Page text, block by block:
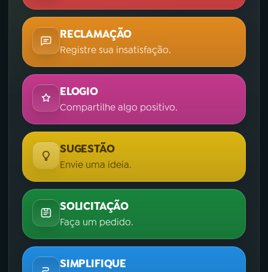
RECLAMAÇÃO
Registre sua insatisfação.
ELOGIO
Compartilhe algo positivo.
SUGESTÃO
Envie uma ideia.
SOLICITAÇÃO
Faça um pedido.
SIMPLIFIQUE